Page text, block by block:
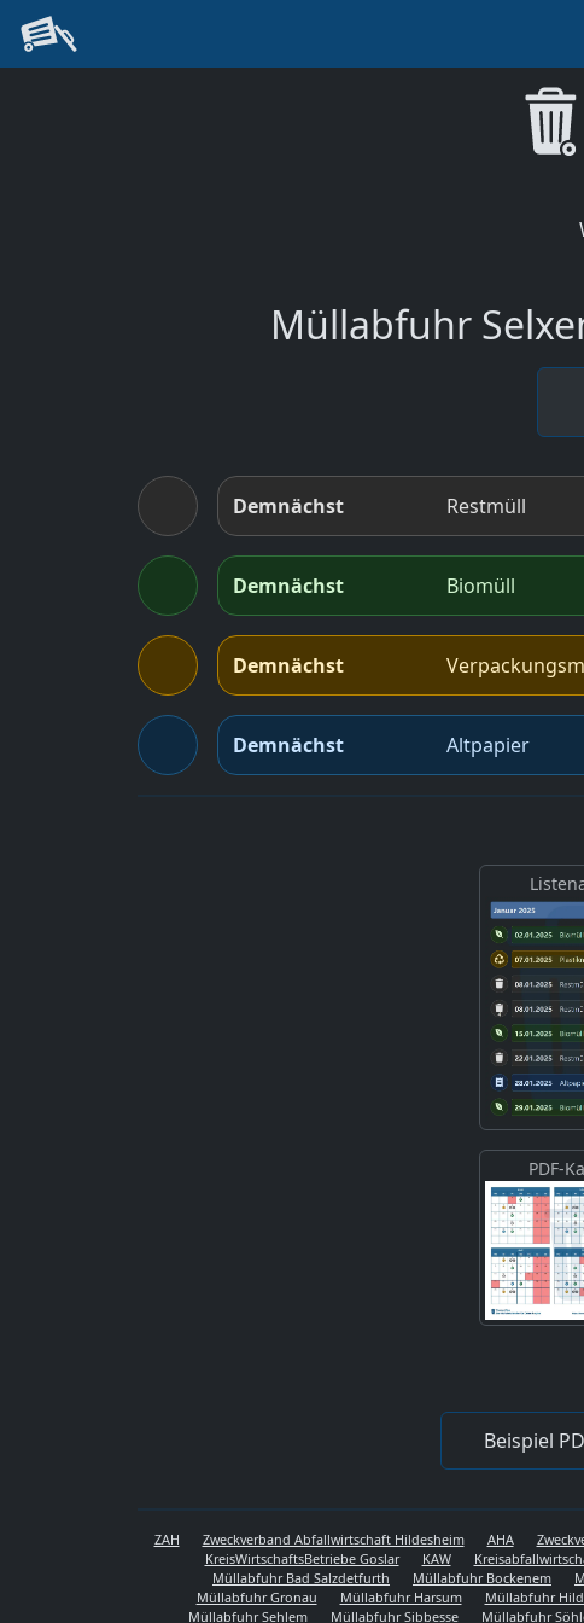
Müllabfuhr
Demnächst Restmüll
Demnächst Biomüll
Demnächst
Demnächst Altpapier
PDF-
Beispiel
ZAH Zweckverband Abfallwirtschaft Hildesheim AHA
KreisWirtschaftsBetriebe Goslar
KAW
Müllabfuhr Bad Salzdetfurth
Müllabfuhr Bockenem
Müllabfuhr Gronau
Müllabfuhr Harsum Müllabfuhr
Müllabfuhr Sehlem
Müllabfuhr Sibbesse Müllabfuhr